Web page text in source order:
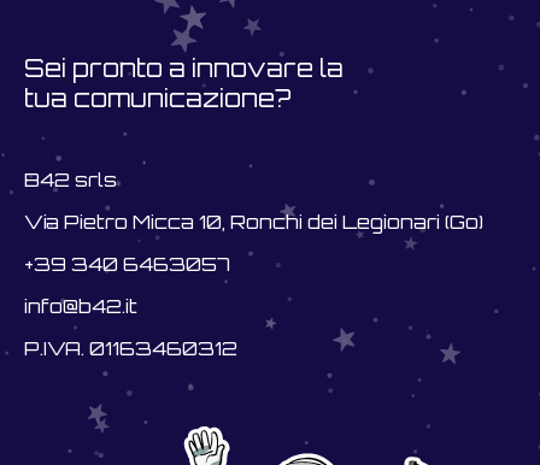
Sei pronto a innovare la
tua comunicazione?
B42 srls
Via Pietro Micca 10, Ronchi dei Legionari (Go)
+39 340 6463057
info@b42.it
P.IVA. 01163460312